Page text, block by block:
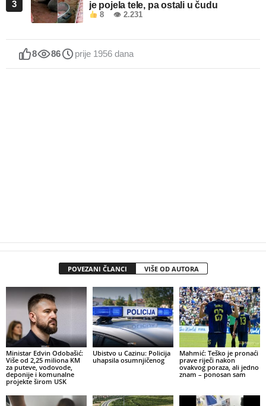
3
je pojela tele, pa ostali u čudu
8 👁 2.231
8 86 prije 1956 dana
POVEZANI ČLANCI VIŠE OD AUTORA
Ministar Edvin Odobašić:
Više od 2,25 miliona KM
za puteve, vodovode,
deponije i komunalne
projekte širom USK
Ubistvo u Cazinu: Policija
uhapsila osumnjičenog
Mahmić: Teško je pronaći
prave riječi nakon
ovakvog poraza, ali jedno
znam – ponosan sam